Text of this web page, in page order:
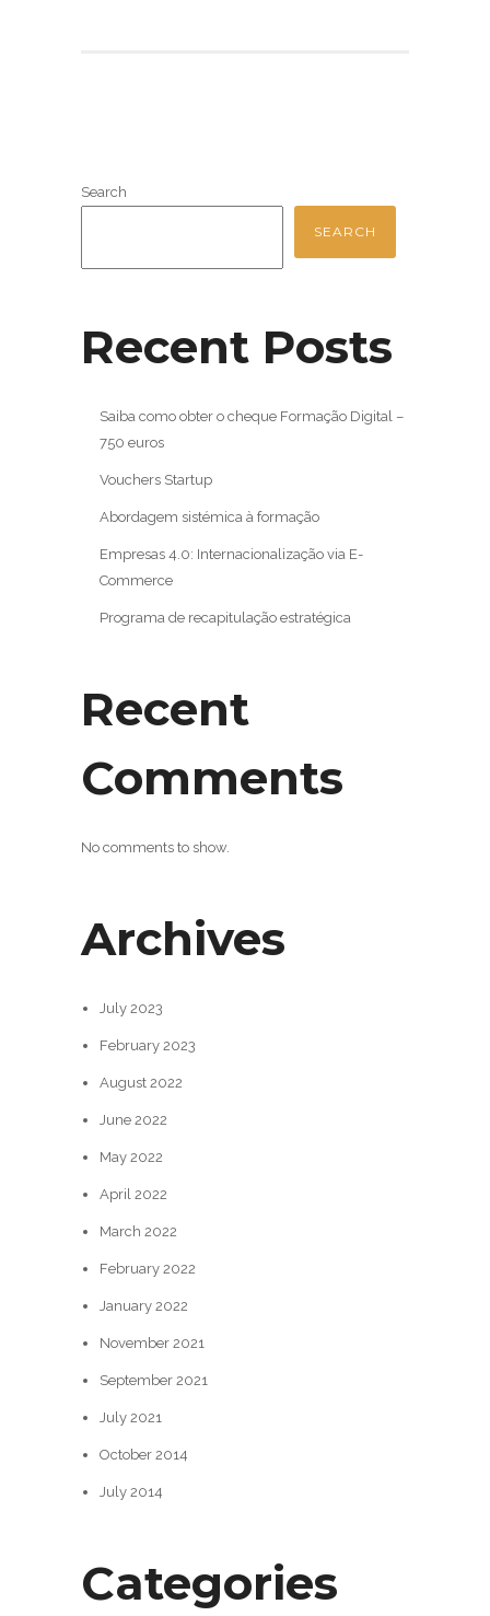
Search
SEARCH
Recent Posts
Saiba como obter o cheque Formação Digital –
750 euros
Vouchers Startup
Abordagem sistémica à formação
Empresas 4.0: Internacionalização via E-
Commerce
Programa de recapitulação estratégica
Recent
Comments
No comments to show.
Archives
July 2023
February 2023
August 2022
June 2022
May 2022
April 2022
March 2022
February 2022
January 2022
November 2021
September 2021
July 2021
October 2014
July 2014
Categories